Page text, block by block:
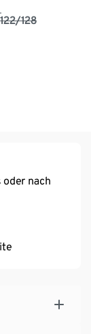
122/128
nach